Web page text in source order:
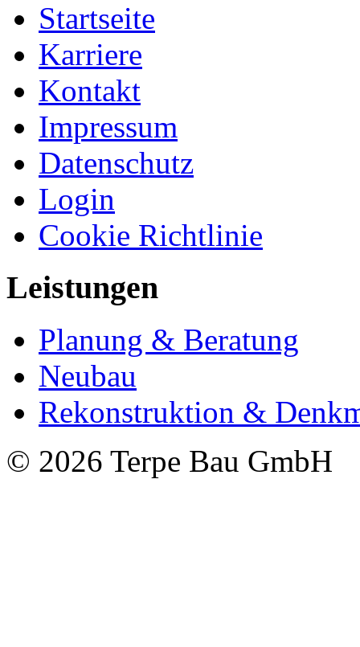
Startseite
Karriere
Kontakt
Impressum
Datenschutz
Login
Cookie Richtlinie
Leistungen
Planung & Beratung
Neubau
Rekonstruktion &
© 2026 Terpe Bau GmbH